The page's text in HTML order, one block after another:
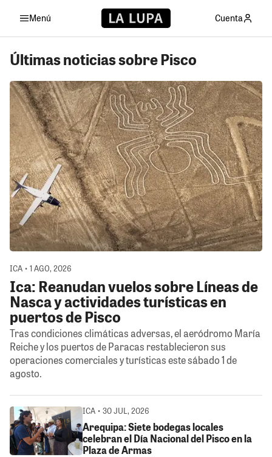
Menú Cuenta
Últimas noticias sobre Pisco
ICA • 1 AGO, 2026
Ica: Reanudan vuelos sobre Líneas de
Nasca y actividades turísticas en
puertos de Pisco
Tras condiciones climáticas adversas, el aeródromo María
Reiche y los puertos de Paracas restablecieron sus
operaciones comerciales y turísticas este sábado 1 de
agosto.
ICA • 30 JUL, 2026
Arequipa: Siete bodegas locales
celebran el Día Nacional del Pisco en la
Plaza de Armas